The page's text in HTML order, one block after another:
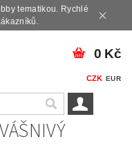
tematikou. Rychlé
CZK EUR
0 Kč